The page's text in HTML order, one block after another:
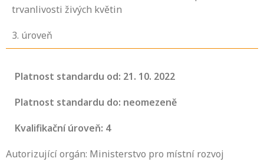
trvanlivosti živých květin
3. úroveň
Platnost standardu od: 21. 10. 2022
Platnost standardu do: neomezeně
Kvalifikační úroveň: 4
Autorizující orgán: Ministerstvo pro místní rozvoj